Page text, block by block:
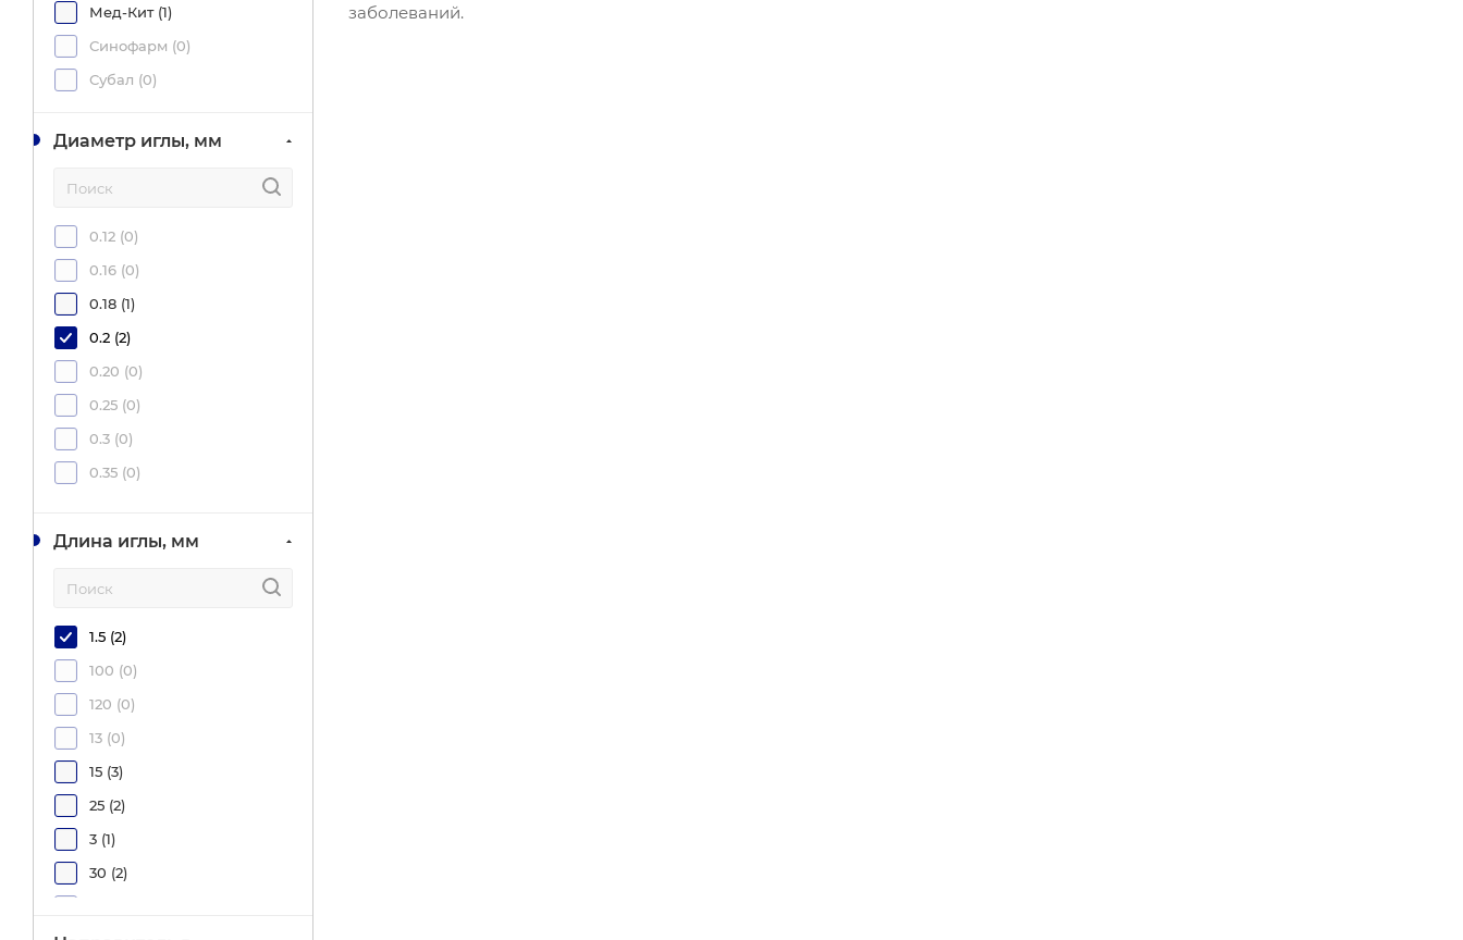
заболеваний.
Мед-Кит (1)
Синофарм (0)
Субал (0)
Диаметр иглы, мм
0.12 (0)
0.16 (0)
0.18 (1)
0.2 (2)
0.20 (0)
0.25 (0)
0.3 (0)
0.35 (0)
Длина иглы, мм
1.5 (2)
100 (0)
120 (0)
13 (0)
15 (3)
25 (2)
3 (1)
30 (2)